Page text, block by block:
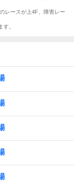
レースが上4F、障害レー
。